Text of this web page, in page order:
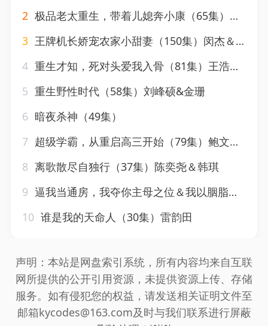
2 极品老太重生，带着儿媳奔小康（65集）刘月涛&白晶晶
3 王牌机长娇宠农家小甜妻（150集）闵杰＆崔晓萱
4 重生才知，死对头爱我入骨（81集）王浩翔＆马乐婕
5 重生野性时代（58集）刘峰硕&金珊
6 暗夜杀神（49集）
7 超级学霸，从重启高三开始（79集）鲍文浩＆王倩
8 离歌散尽自独行（37集）陈奕尧＆韩琪
9 逼我当通房，我夺你主母之位＆我以胭脂覆山河（79集）常丹丹
10 谁是我的天命人（30集）雷韵田
声明：本站是网盘索引系统，所有内容均来自互联
网所提供的公开引用资源，未提供资源上传、存储
服务。如有侵犯您的权益，请发送相关证明文件至
邮箱kycodes@163.com及时与我们联系进行屏蔽